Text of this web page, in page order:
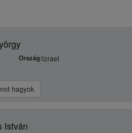
Ország:Izrael
hagyok
István